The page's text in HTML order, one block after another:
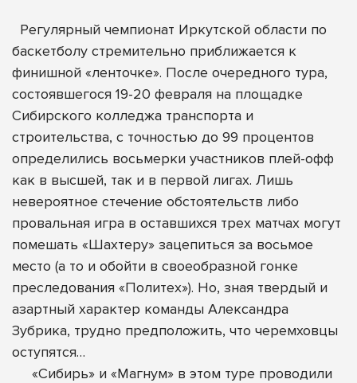
Регулярный чемпионат Иркутской области по
баскетболу стремительно приближается к
финишной «ленточке». После очередного тура,
состоявшегося 19-20 февраля на площадке
Сибирского колледжа транспорта и
строительства, с точностью до 99 процентов
определились восьмерки участников плей-офф
как в высшей, так и в первой лигах. Лишь
невероятное стечение обстоятельств либо
провальная игра в оставшихся трех матчах могут
помешать «Шахтеру» зацепиться за восьмое
место (а то и обойти в своеобразной гонке
преследования «Политех»). Но, зная твердый и
азартный характер команды Александра
Зубрика, трудно предположить, что черемховцы
оступятся…
«Сибирь» и «Магнум» в этом туре проводили